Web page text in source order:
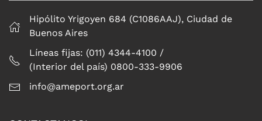
Hipólito Yrigoyen 684 (C1086AAJ), Ciudad de
Buenos Aires
Líneas fijas: (011) 4344-4100 /
(Interior del país) 0800-333-9906
info@ameport.org.ar